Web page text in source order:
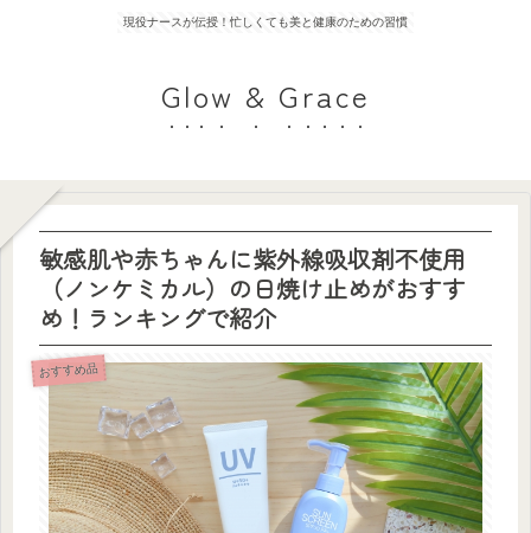
現役ナースが伝授！忙しくても美と健康のための習慣
Glow & Grace
敏感肌や赤ちゃんに紫外線吸収剤不使用
（ノンケミカル）の日焼け止めがおすす
め！ランキングで紹介
おすすめ品